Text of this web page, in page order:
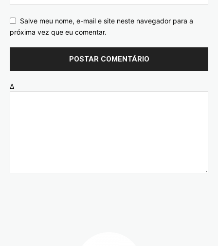
Salve meu nome, e-mail e site neste navegador para a
próxima vez que eu comentar.
Δ